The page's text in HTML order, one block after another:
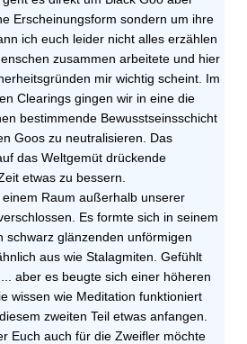
Erscheinungsform sondern um ihre
ich euch leider nicht alles erzählen
zusammen arbeitete und hier
mir wichtig scheint. Im
Clearings gingen wir in eine die
bestimmende Bewusstseinsschicht
Goos zu neutralisieren. Das
das Weltgemüt drückende
etwas zu bessern.
Raum außerhalb unserer
Es formte sich in seinem
schwarz glänzenden unförmigen
aus wie Stalagmiten. Gefühlt
aber es beugte sich einer höheren
wissen wie Meditation funktioniert
zweiten Teil etwas anfangen.
Euch auch für die Zweifler möchte